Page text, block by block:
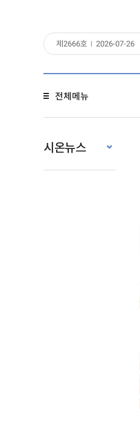
제 2666호 2026-07-26
전체메뉴
시온뉴스